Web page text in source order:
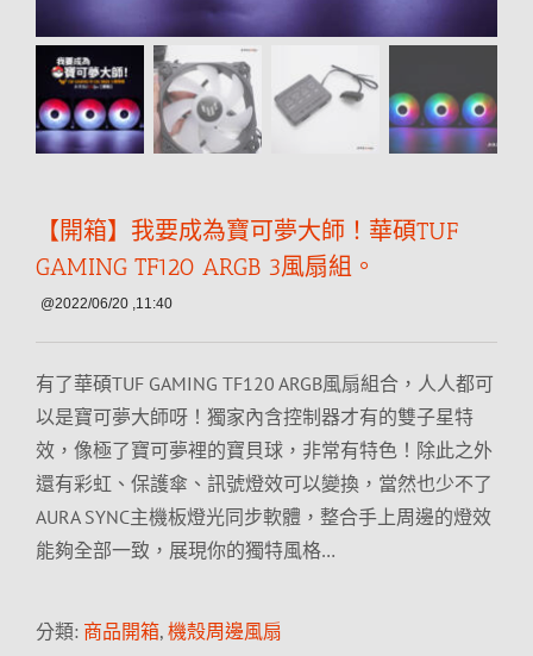
【開箱】我要成為寶可夢大師！華碩TUF
GAMING TF120 ARGB 3風扇組。
@2022/06/20 ,11:40
有了華碩TUF GAMING TF120 ARGB風扇組合，人人都可
以是寶可夢大師呀！獨家內含控制器才有的雙子星特
效，像極了寶可夢裡的寶貝球，非常有特色！除此之外
還有彩虹、保護傘、訊號燈效可以變換，當然也少不了
AURA SYNC主機板燈光同步軟體，整合手上周邊的燈效
能夠全部一致，展現你的獨特風格…
分類: 商品開箱, 機殼周邊風扇